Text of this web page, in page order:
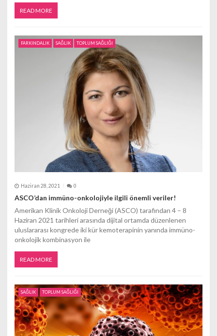
READ MORE
FARKINDALIK SAĞLIK TOPLUM SAĞLIĞI
Haziran 28, 2021 0
ASCO’dan immüno-onkolojiyle ilgili önemli veriler!
Amerikan Klinik Onkoloji Derneği (ASCO) tarafından 4 – 8
Haziran 2021 tarihleri arasında dijital ortamda düzenlenen
uluslararası kongrede iki kür kemoterapinin yanında immüno-
onkolojik kombinasyon ile
READ MORE
SAĞLIK TOPLUM SAĞLIĞI